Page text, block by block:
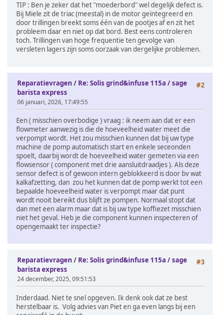
TIP : Ben je zeker dat het "moederbord" wel degelijk defect is.
Bij Miele zit de triac (meestal) in de motor geïntegreerd en
door trillingen breekt soms één van de pootjes af en zit het
probleem daar en niet op dat bord. Best eens controleren
toch. Trillingen van hoge frequentie ten gevolge van
versleten lagers zijn soms oorzaak van dergelijke problemen.
#2
Reparatievragen / Re: Solis grind&infuse 115a / sage
barista express
06 januari, 2026, 17:49:55
Een ( misschien overbodige ) vraag : ik neem aan dat er een
flowmeter aanwezig is die de hoeveelheid water meet die
verpompt wordt. Het zou misschien kunnen dat bij uw type
machine de pomp automatisch start en enkele seceonden
spoelt, daarbij wordt de hoeveelheid water gemeten via een
flowsensor ( component met drie aansluitdraadjes ). Als deze
sensor defect is of gewoon intern geblokkeerd is door bv wat
kalkafzetting, dan zou het kunnen dat de pomp werkt tot een
bepaalde hoeveelheid water is verpompt maar dat punt
wordt nooit bereikt dus blijft ze pompen. Normaal stopt dat
dan met een alarm maar dat is bij uw type koffiezet misschien
niet het geval. Heb je die component kunnen inspecteren of
opengemaakt ter inspectie?
#3
Reparatievragen / Re: Solis grind&infuse 115a / sage
barista express
24 december, 2025, 09:51:53
Inderdaad. Niet te snel opgeven. Ik denk ook dat ze best
herstelbaar is. Volg advies van Piet en ga even langs bij een